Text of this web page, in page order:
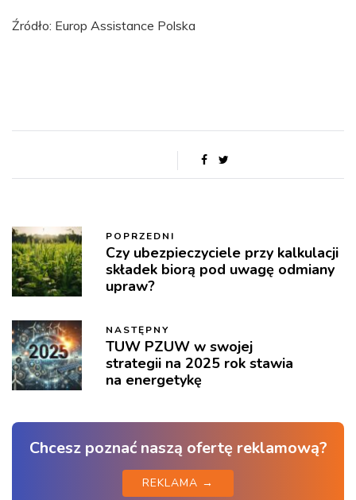
Źródło: Europ Assistance Polska
POPRZEDNI
Czy ubezpieczyciele przy kalkulacji
składek biorą pod uwagę odmiany
upraw?
NASTĘPNY
TUW PZUW w swojej
strategii na 2025 rok stawia
na energetykę
Chcesz poznać naszą ofertę reklamową?
REKLAMA →